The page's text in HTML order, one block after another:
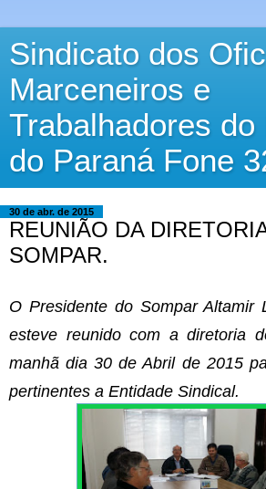
Sindicato dos
Marceneiros e
Trabalhadores do
do Paraná Fone
30 de abr. de 2015
REUNIÃO DA
SOMPAR.
O Presidente do Sompar Altamir
esteve reunido com a diretoria
manhã dia 30 de Abril de 2015
pertinentes a Entidade Sindical.